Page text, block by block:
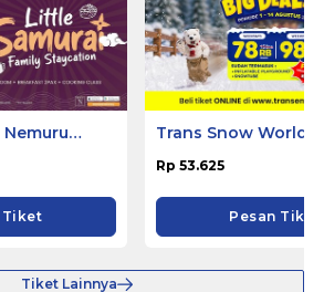
Tiket
Trans Snow World
Rp 53.625
Pesan Tiket
Tiket Lainnya